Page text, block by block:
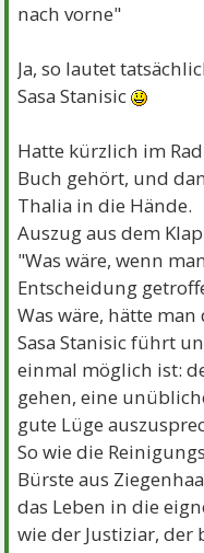
nach vorne"
Ja, so lautet
Sasa Stanisic
Hatte kürzlich im
Buch gehört, und
Thalia in die Hände.
Auszug aus dem
"Was wäre, wenn
Entscheidung
Was wäre, hätte
Sasa Stanisic führt
einmal möglich ist:
gehen, eine
gute Lüge
So wie die
Bürste aus
das Leben in die
wie der Justiziar,